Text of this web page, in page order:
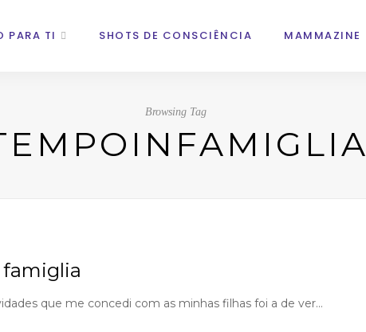
PARA TI SHOTS DE CONSCIÊNCIA MAMMAZINE
Browsing Tag
que me concedi com as minhas filhas foi a de ver…